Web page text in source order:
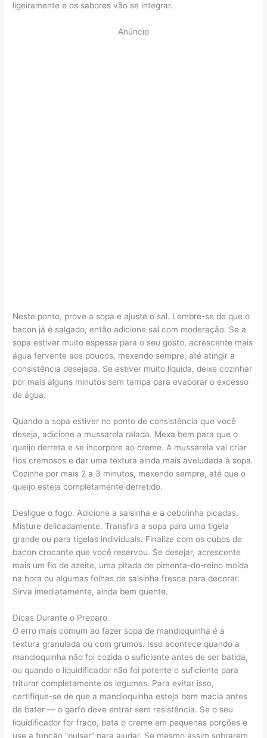
ligeiramente e os sabores vão se integrar.
Anúncio
Neste ponto, prove a sopa e ajuste o sal. Lembre-se de que o
bacon já é salgado, então adicione sal com moderação. Se a
sopa estiver muito espessa para o seu gosto, acrescente mais
água fervente aos poucos, mexendo sempre, até atingir a
consistência desejada. Se estiver muito líquida, deixe cozinhar
por mais alguns minutos sem tampa para evaporar o excesso
de água.
Quando a sopa estiver no ponto de consistência que você
deseja, adicione a mussarela ralada. Mexa bem para que o
queijo derreta e se incorpore ao creme. A mussarela vai criar
fios cremosos e dar uma textura ainda mais aveludada à sopa.
Cozinhe por mais 2 a 3 minutos, mexendo sempre, até que o
queijo esteja completamente derretido.
Desligue o fogo. Adicione a salsinha e a cebolinha picadas.
Misture delicadamente. Transfira a sopa para uma tigela
grande ou para tigelas individuais. Finalize com os cubos de
bacon crocante que você reservou. Se desejar, acrescente
mais um fio de azeite, uma pitada de pimenta-do-reino moída
na hora ou algumas folhas de salsinha fresca para decorar.
Sirva imediatamente, ainda bem quente.
Dicas Durante o Preparo
O erro mais comum ao fazer sopa de mandioquinha é a
textura granulada ou com grumos. Isso acontece quando a
mandioquinha não foi cozida o suficiente antes de ser batida,
ou quando o liquidificador não foi potente o suficiente para
triturar completamente os legumes. Para evitar isso,
certifique-se de que a mandioquinha esteja bem macia antes
de bater — o garfo deve entrar sem resistência. Se o seu
liquidificador for fraco, bata o creme em pequenas porções e
use a função “pulsar” para ajudar. Se mesmo assim sobrarem